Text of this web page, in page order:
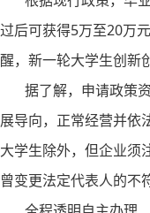
过后可获得5万至20万
醒，新一轮大学生创新
据了解，申请政策资
展导向，正常经营并依
大学生除外，但企业须
曾变更法定代表人的不